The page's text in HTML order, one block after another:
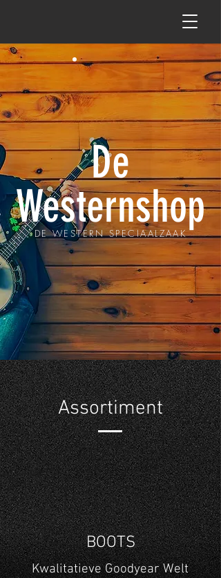
De
Westernshop
DE WESTERN SPECIAALZAAK
Assortiment
BOOTS
Kwalitatieve Goodyear Welt